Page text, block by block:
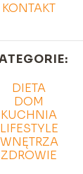
KONTAKT
DIETA
DOM
KUCHNIA
LIFESTYLE
WNĘTRZA
ZDROWIE